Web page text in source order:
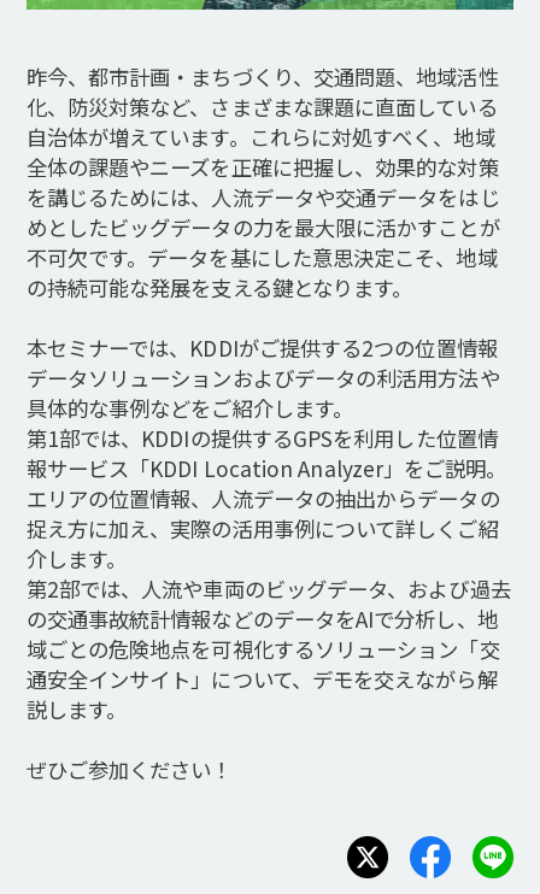
昨今、都市計画・まちづくり、交通問題、地域活性
化、防災対策など、さまざまな課題に直面している
自治体が増えています。これらに対処すべく、地域
全体の課題やニーズを正確に把握し、効果的な対策
を講じるためには、人流データや交通データをはじ
めとしたビッグデータの力を最大限に活かすことが
不可欠です。データを基にした意思決定こそ、地域
の持続可能な発展を支える鍵となります。
本セミナーでは、KDDIがご提供する2つの位置情報
データソリューションおよびデータの利活用方法や
具体的な事例などをご紹介します。
第1部では、KDDIの提供するGPSを利用した位置情
報サービス「KDDI Location Analyzer」をご説明。
エリアの位置情報、人流データの抽出からデータの
捉え方に加え、実際の活用事例について詳しくご紹
介します。
第2部では、人流や車両のビッグデータ、および過去
の交通事故統計情報などのデータをAIで分析し、地
域ごとの危険地点を可視化するソリューション「交
通安全インサイト」について、デモを交えながら解
説します。
ぜひご参加ください！